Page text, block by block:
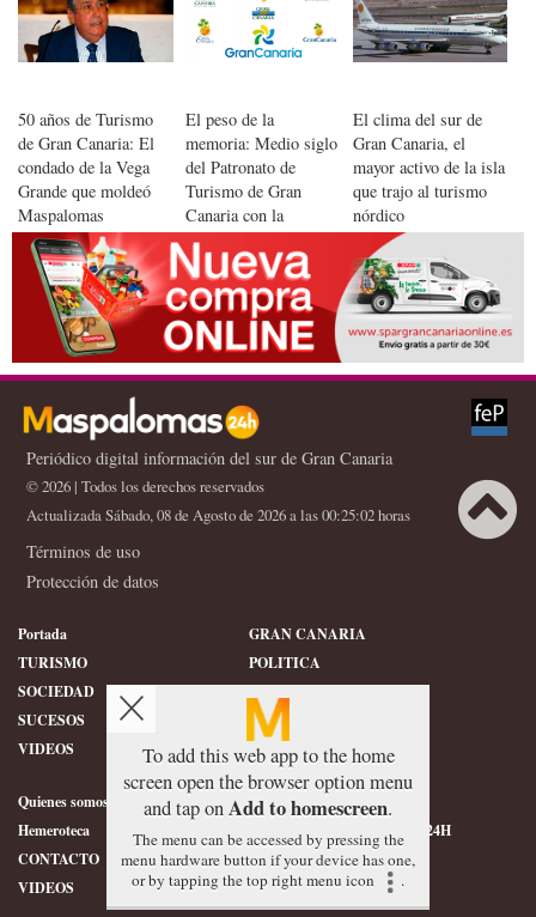
50 años de Turismo
de Gran Canaria: El
condado de la Vega
Grande que moldeó
Maspalomas
El peso de la
memoria: Medio siglo
del Patronato de
Turismo de Gran
Canaria con la
renovación
permanente del
destino
El clima del sur de
Gran Canaria, el
mayor activo de la isla
que trajo al turismo
nórdico
Periódico digital información del sur de Gran Canaria
© 2026 | Todos los derechos reservados
Actualizada Sábado, 08 de Agosto de 2026 a las 00:25:02 horas
Términos de uso
Protección de datos
Portada
GRAN CANARIA
TURISMO
POLITICA
SOCIEDAD
DEPORTES
SUCESOS
HISTORIA
VIDEOS
CONFIDENCIAL
Quienes somos
SERVICIOS
Hemeroteca
ÉTICA DE MASPALOMAS24H
CONTACTO
FOTOGRAFIAS
VIDEOS
To add this web app to the home
screen open the browser option menu
and tap onAdd to homescreen.
The menu can be accessed by pressing the
menu hardware button if your device has one,
or by tapping the top right menu icon
.